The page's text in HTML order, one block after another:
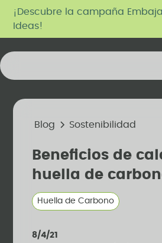
¡Descubre la campaña
Ideas!
Blog Sostenibilidad
Beneficios de
huella de
Huella de Carbono
8/4/21